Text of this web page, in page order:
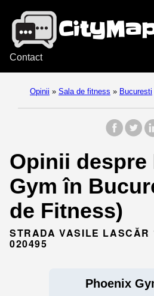
Contact
Opinii » Sala de fitness » Bucuresti
Opinii despre
Gym în
de Fitness)
STRADA VASILE LASCĂR
020495
Phoenix